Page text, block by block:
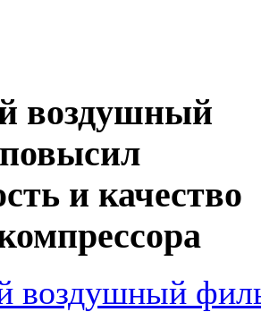
воздушный
и качество